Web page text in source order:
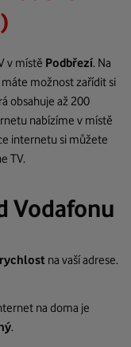
v místě Podbřezí. Na
máte možnost zařídit si
obsahuje až 200
nabízíme v místě
internetu si můžete
TV.
Vodafonu
rychlost na vaší adrese.
na doma je
.